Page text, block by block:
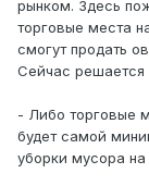
рынком. Здесь
торговые места
смогут продать
Сейчас решается
- Либо торговые
будет самой
уборки мусора